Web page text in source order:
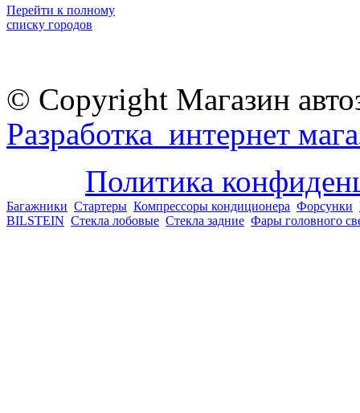
Перейти к полному
списку городов
© Copyright Магазин
Разработка интернет
Политика
Багажники Стартеры Компрессоры кондиционера Форсунки
BILSTEIN Стекла лобовые Стекла задние Фары головного